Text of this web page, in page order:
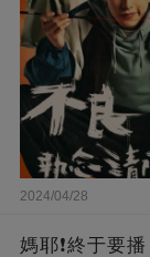
2024/04/28
媽耶❗️終于要